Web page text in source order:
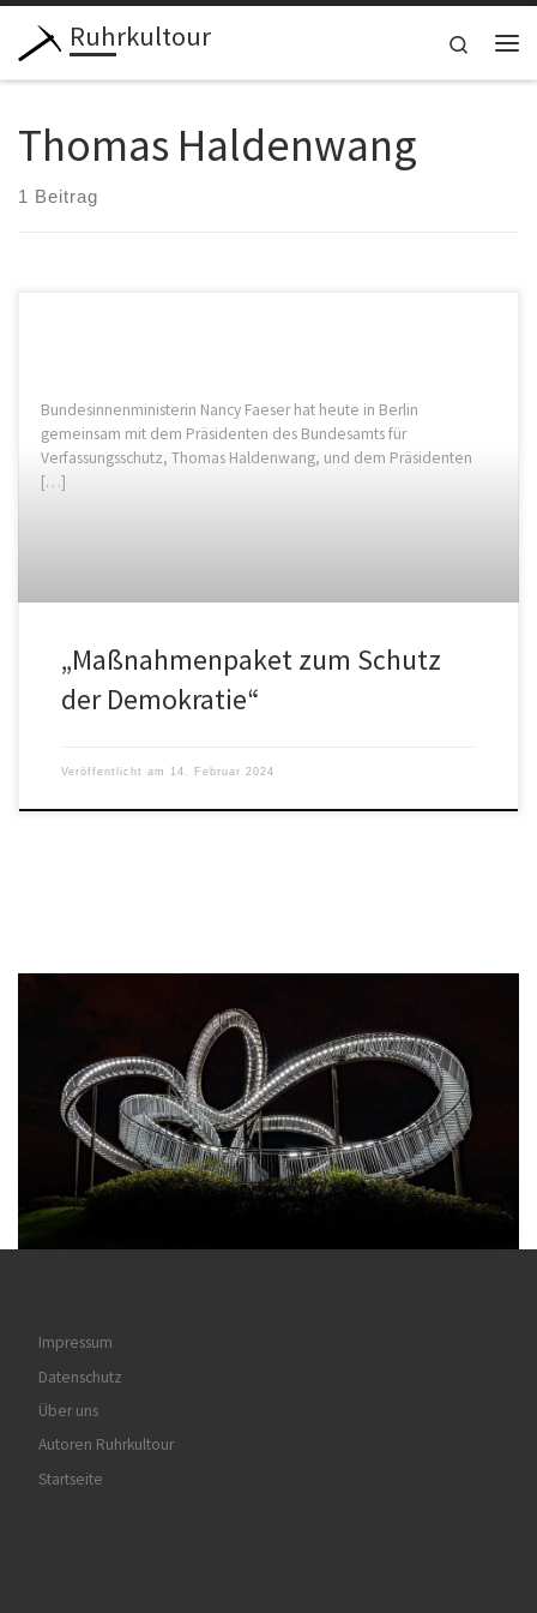
Zum Inhalt springen
Ruhrkultour
Search
Thomas Haldenwang
1 Beitrag
Bundesinnenministerin Nancy Faeser hat heute in Berlin
gemeinsam mit dem Präsidenten des Bundesamts für
Verfassungsschutz, Thomas Haldenwang, und dem Präsidenten
[…]
„Maßnahmenpaket zum Schutz
der Demokratie“
Veröffentlicht am 14. Februar 2024
Impressum
Datenschutz
Über uns
Autoren Ruhrkultour
Startseite